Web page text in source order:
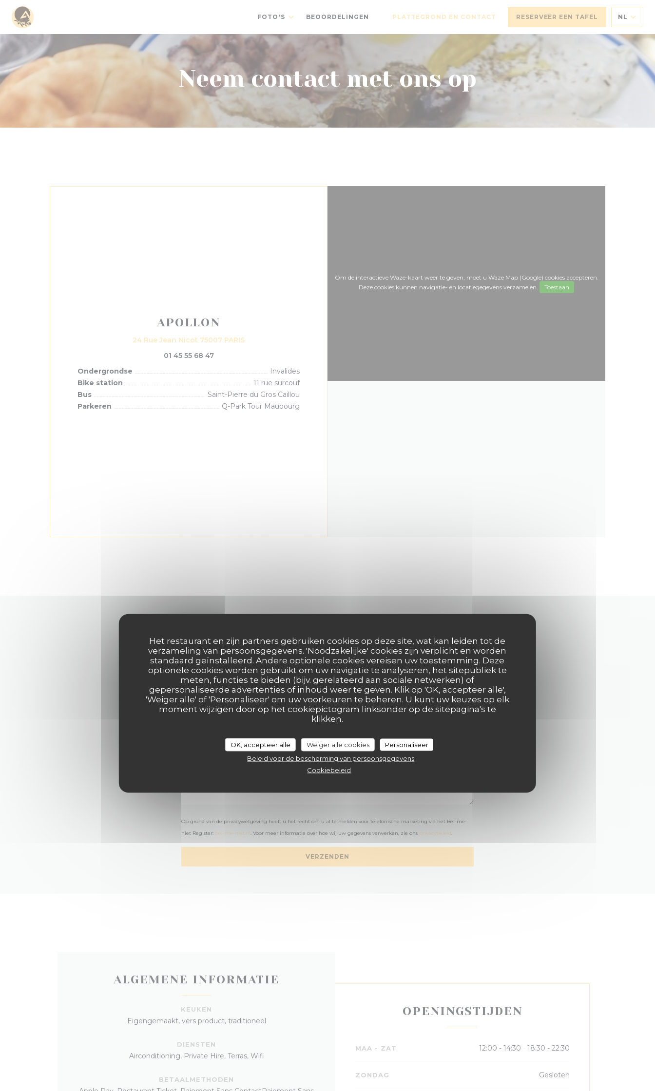
Cookies beheer paneel
Het restaurant en zijn partners gebruiken cookies op deze site, wat kan leiden tot de
verzameling van persoonsgegevens. 'Noodzakelijke' cookies zijn verplicht en worden
standaard geïnstalleerd. Andere optionele cookies vereisen uw toestemming. Deze
optionele cookies worden gebruikt om uw navigatie te analyseren, het sitepubliek te
meten, functies te bieden (bijv. gerelateerd aan sociale netwerken) of
gepersonaliseerde advertenties of inhoud weer te geven. Klik op 'OK, accepteer alle',
'Weiger alle' of 'Personaliseer' om uw voorkeuren te beheren. U kunt uw keuzes op elk
moment wijzigen door op het cookiepictogram linksonder op de sitepagina's te
klikken.
OK, accepteer alle Weiger alle cookies
Personaliseer
Beleid voor de bescherming van persoonsgegevens
Cookiebeleid
FOTO'S BEOORDELINGEN PLATTEGROND EN CONTACT RESERVEER EEN TAFEL NL
Neem contact met ons op
APOLLON
24 Rue Jean Nicot 75007 PARIS((opent in een nieuw venster))
01 45 55 68 47
Ondergrondse
Invalides
Bike station
11 rue surcouf
Bus
Saint-Pierre du Gros Caillou
Parkeren
Q-Park Tour Maubourg
Om de interactieve Waze-kaart weer te geven, moet u Waze Map (Google) cookies accepteren.
Deze cookies kunnen navigatie- en locatiegegevens verzamelen.
Toestaan
Wilt u contact met ons opnemen?
Vul het onderstaande formulier in!
Op grond van de privacywetgeving heeft u het recht om u af te melden voor telefonische marketing via het Bel-me-
niet Register: bel-me-niet.nl. Voor meer informatie over hoe wij uw gegevens verwerken, zie ons privacybeleid.
ALGEMENE INFORMATIE
KEUKEN
Eigengemaakt, vers product, traditioneel
DIENSTEN
Airconditioning, Private Hire, Terras, Wifi
BETAALMETHODEN
OPENINGSTIJDEN
MAA - ZAT 12:00 - 14:30 • 18:30 - 22:30
ZONDAG Gesloten